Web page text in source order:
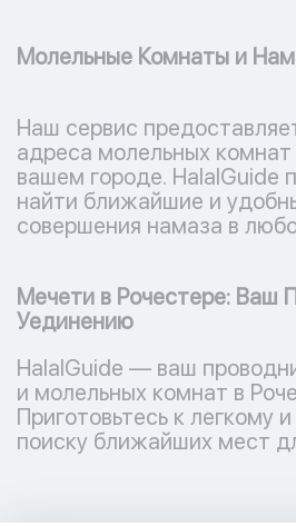
Молельные Комнаты и
Наш сервис
адреса молельных комнат
вашем городе. HalalGuide
найти ближайшие и
совершения намаза в
Мечети в Рочестере: Ваш
Уединению
HalalGuide — ваш
и молельных комнат в
Приготовьтесь к легкому
поиску ближайших мест